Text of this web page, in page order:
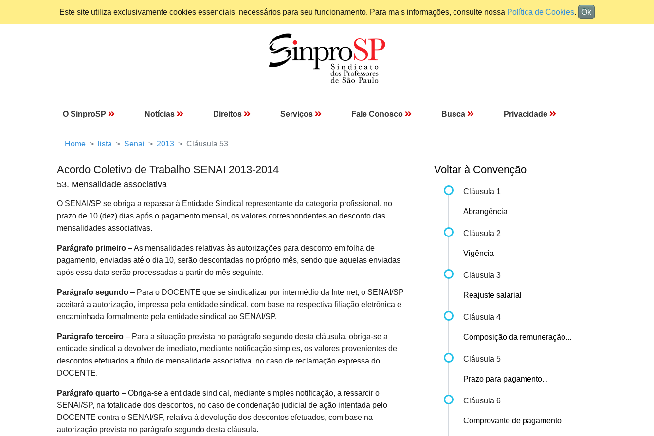
Este site utiliza exclusivamente cookies essenciais, necessários para seu funcionamento. Para mais informações, consulte nossa Política de Cookies. Ok
O SinproSP Notícias Direitos Serviços Fale Conosco Busca Privacidade
Home lista Senai 2013 Cláusula 53
Acordo Coletivo de Trabalho SENAI 2013-2014
53. Mensalidade associativa
O SENAI/SP se obriga a repassar à Entidade Sindical representante da categoria profissional, no
prazo de 10 (dez) dias após o pagamento mensal, os valores correspondentes ao desconto das
mensalidades associativas.
Parágrafo primeiro – As mensalidades relativas às autorizações para desconto em folha de
pagamento, enviadas até o dia 10, serão descontadas no próprio mês, sendo que aquelas enviadas
após essa data serão processadas a partir do mês seguinte.
Parágrafo segundo – Para o DOCENTE que se sindicalizar por intermédio da Internet, o SENAI/SP
aceitará a autorização, impressa pela entidade sindical, com base na respectiva filiação eletrônica e
encaminhada formalmente pela entidade sindical ao SENAI/SP.
Parágrafo terceiro – Para a situação prevista no parágrafo segundo desta cláusula, obriga-se a
entidade sindical a devolver de imediato, mediante notificação simples, os valores provenientes de
descontos efetuados a título de mensalidade associativa, no caso de reclamação expressa do
DOCENTE.
Parágrafo quarto – Obriga-se a entidade sindical, mediante simples notificação, a ressarcir o
SENAI/SP, na totalidade dos descontos, no caso de condenação judicial de ação intentada pelo
DOCENTE contra o SENAI/SP, relativa à devolução dos descontos efetuados, com base na
autorização prevista no parágrafo segundo desta cláusula.
Voltar à Convenção
Cláusula 1
Abrangência
Cláusula 2
Vigência
Cláusula 3
Reajuste salarial
Cláusula 4
Composição da remuneração...
Cláusula 5
Prazo para pagamento...
Cláusula 6
Comprovante de pagamento